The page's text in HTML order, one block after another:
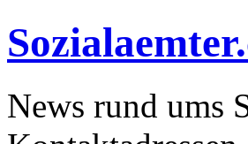
News rund ums